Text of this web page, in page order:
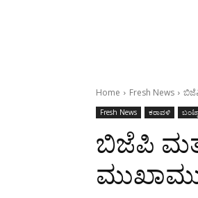
Home Fresh News
Fresh News ಕರಾವಳಿ
ಬಿಜೆಪಿ